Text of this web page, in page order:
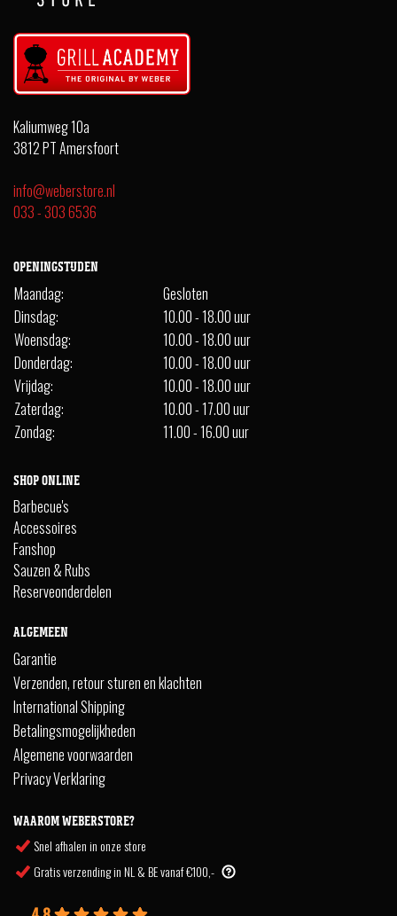
Kaliumweg 10a
3812 PT Amersfoort
info@weberstore.nl
033 - 303 6536
OPENINGSTIJDEN
Maandag:
Gesloten
Dinsdag:
10.00 - 18.00 uur
Woensdag:
10.00 - 18.00 uur
Donderdag:
10.00 - 18.00 uur
Vrijdag:
10.00 - 18.00 uur
Zaterdag:
10.00 - 17.00 uur
Zondag:
11.00 - 16.00 uur
SHOP ONLINE
Barbecue's
Accessoires
Fanshop
Sauzen & Rubs
Reserveonderdelen
ALGEMEEN
Garantie
Verzenden, retour sturen en klachten
International Shipping
Betalingsmogelijkheden
Algemene voorwaarden
Privacy Verklaring
WAAROM WEBERSTORE?
Snel afhalen in onze store
Gratis verzending in NL & BE vanaf €100,-